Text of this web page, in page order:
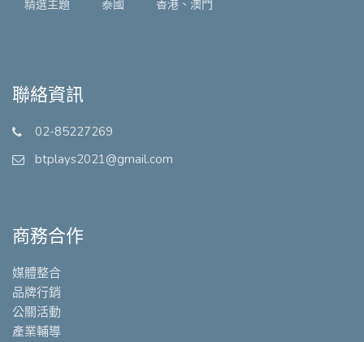
精選主題 泰國 香港、澳門
聯絡資訊
02-85227269
btplays2021@gmail.com
商務合作
媒體整合
品牌行銷
公關活動
產業輔導